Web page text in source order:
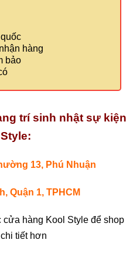
hàng
bảo
trí sinh nhật sự kiện
13, Phú Nhuận
Quận 1, TPHCM
cửa hàng Kool Style để shop
tiết hơn